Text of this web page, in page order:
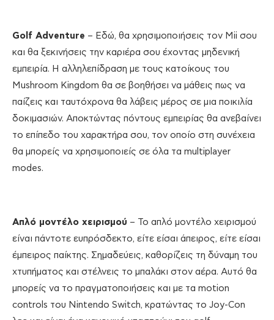
Golf Adventure – Εδώ, θα χρησιμοποιήσεις τον Mii σου
και θα ξεκινήσεις την καριέρα σου έχοντας μηδενική
εμπειρία. Η αλληλεπίδραση με τους κατοίκους του
Mushroom Kingdom θα σε βοηθήσει να μάθεις πως να
παίζεις και ταυτόχρονα θα λάβεις μέρος σε μια ποικιλία
δοκιμασιών. Αποκτώντας πόντους εμπειρίας θα ανεβαίνει
το επίπεδο του χαρακτήρα σου, τον οποίο στη συνέχεια
θα μπορείς να χρησιμοποιείς σε όλα τα multiplayer
modes.
Απλό μοντέλο χειρισμού – Το απλό μοντέλο χειρισμού
είναι πάντοτε ευπρόσδεκτο, είτε είσαι άπειρος, είτε είσαι
έμπειρος παίκτης. Σημαδεύεις, καθορίζεις τη δύναμη του
χτυπήματος και στέλνεις το μπαλάκι στον αέρα. Αυτό θα
μπορείς να το πραγματοποιήσεις και με τα motion
controls του Nintendo Switch, κρατώντας το Joy-Con